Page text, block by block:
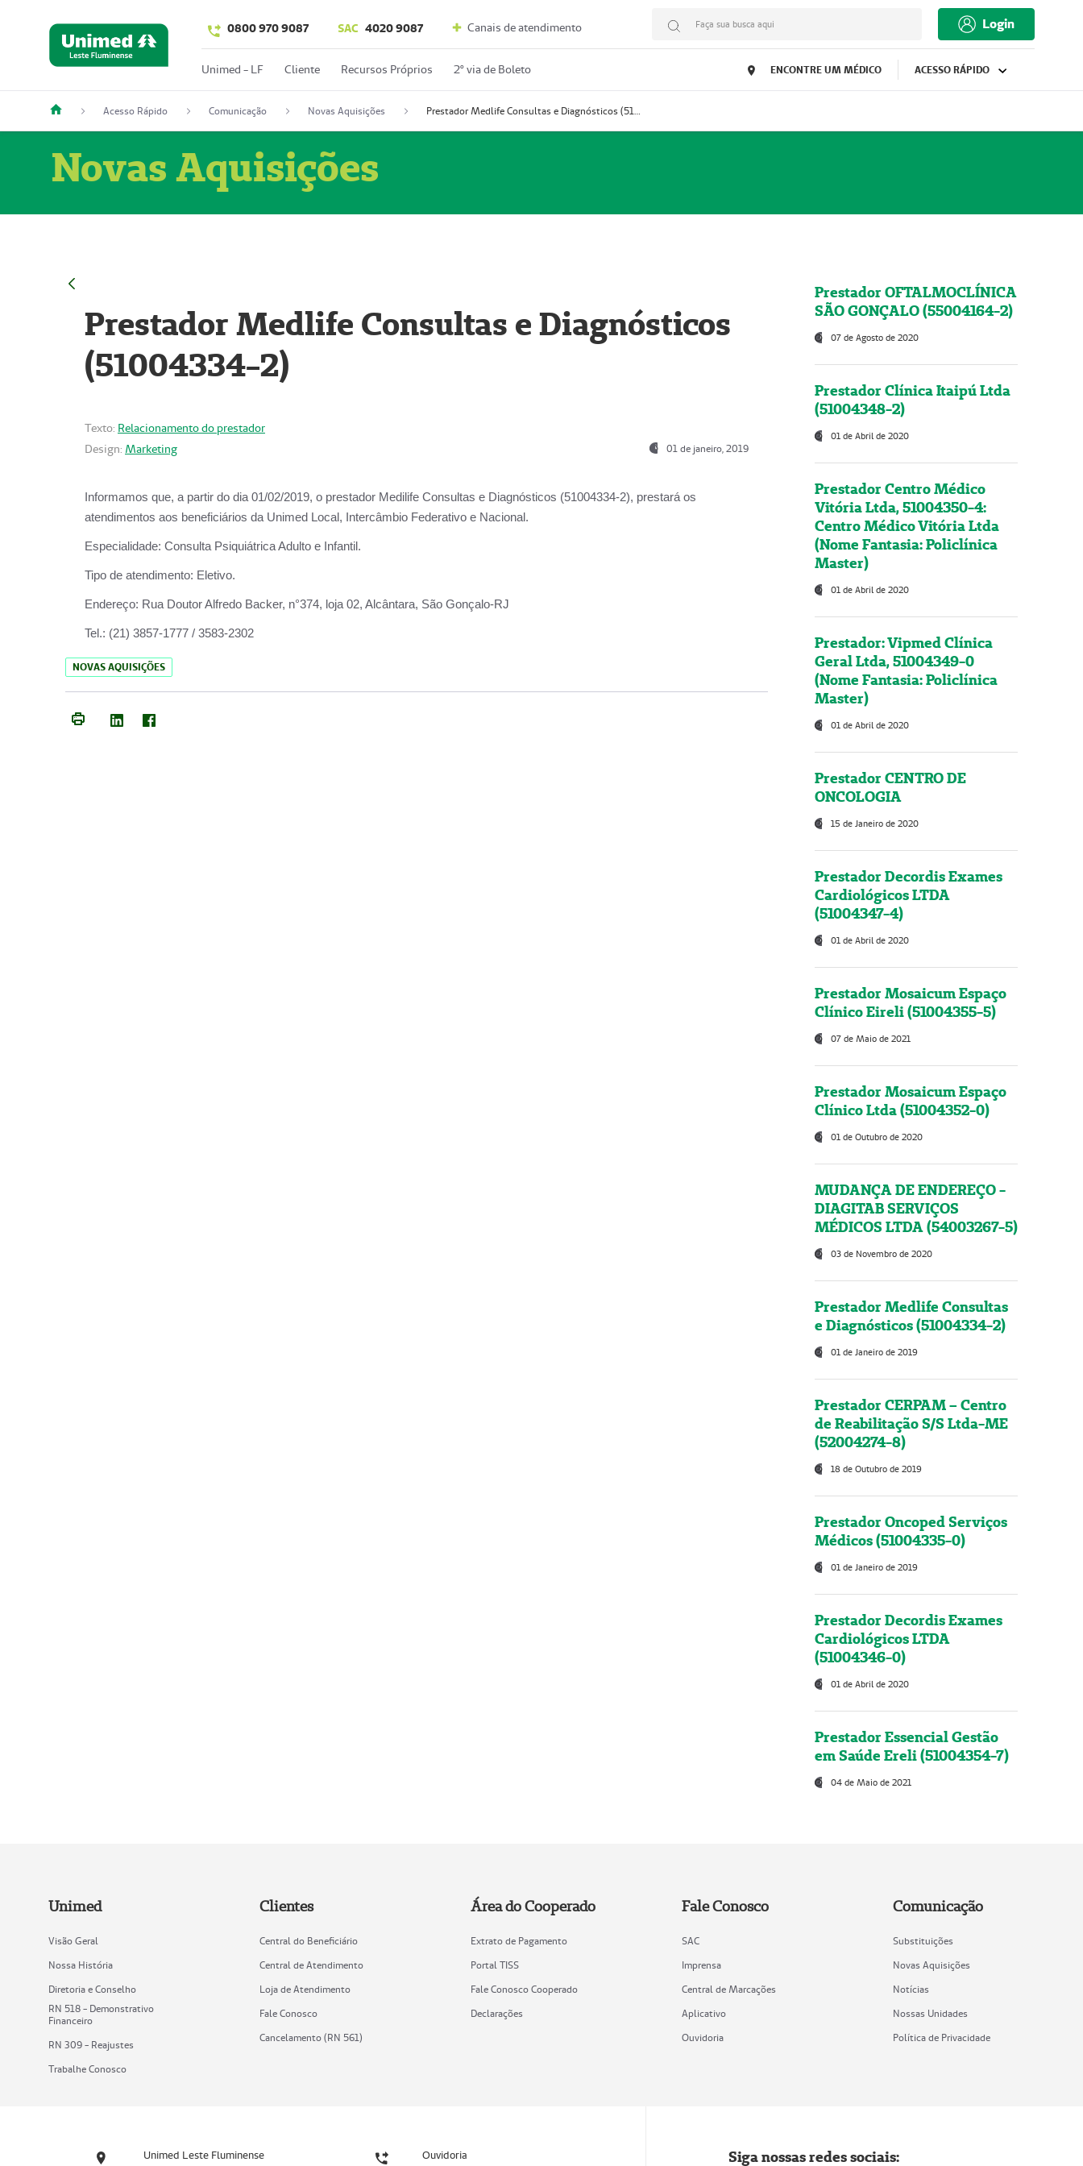
0800 970 9087 SAC 4020 9087 Canais de atendimento Faça sua busca aqui Login
Unimed - LF Cliente Recursos Próprios 2º via de Boleto ENCONTRE UM MÉDICO ACESSO RÁPIDO
Acesso Rápido Comunicação Novas Aquisições Prestador Medlife Consultas e Diagnósticos (51004334-2)
Novas Aquisições
Prestador Medlife Consultas e Diagnósticos
(51004334-2)
Texto: Relacionamento do prestador
Design: Marketing 01 de janeiro, 2019
Informamos que, a partir do dia 01/02/2019, o prestador Medilife Consultas e Diagnósticos (51004334-2), prestará os
atendimentos aos beneficiários da Unimed Local, Intercâmbio Federativo e Nacional.
Especialidade: Consulta Psiquiátrica Adulto e Infantil.
Tipo de atendimento: Eletivo.
Endereço: Rua Doutor Alfredo Backer, n°374, loja 02, Alcântara, São Gonçalo-RJ
Tel.: (21) 3857-1777 / 3583-2302
NOVAS AQUISIÇÕES
Prestador OFTALMOCLÍNICA
SÃO GONÇALO (55004164-2)
07 de Agosto de 2020
Prestador Clínica Itaipú Ltda
(51004348-2)
01 de Abril de 2020
Prestador Centro Médico
Vitória Ltda, 51004350-4:
Centro Médico Vitória Ltda
(Nome Fantasia: Policlínica
Master)
01 de Abril de 2020
Prestador: Vipmed Clínica
Geral Ltda, 51004349-0
(Nome Fantasia: Policlínica
Master)
01 de Abril de 2020
Prestador CENTRO DE
ONCOLOGIA
15 de Janeiro de 2020
Prestador Decordis Exames
Cardiológicos LTDA
(51004347-4)
01 de Abril de 2020
Prestador Mosaicum Espaço
Clínico Eireli (51004355-5)
07 de Maio de 2021
Prestador Mosaicum Espaço
Clínico Ltda (51004352-0)
01 de Outubro de 2020
MUDANÇA DE ENDEREÇO -
DIAGITAB SERVIÇOS
MÉDICOS LTDA (54003267-5)
03 de Novembro de 2020
Prestador Medlife Consultas
e Diagnósticos (51004334-2)
01 de Janeiro de 2019
Prestador CERPAM – Centro
de Reabilitação S/S Ltda-ME
(52004274-8)
18 de Outubro de 2019
Prestador Oncoped Serviços
Médicos (51004335-0)
01 de Janeiro de 2019
Prestador Decordis Exames
Cardiológicos LTDA
(51004346-0)
01 de Abril de 2020
Prestador Essencial Gestão
em Saúde Ereli (51004354-7)
04 de Maio de 2021
Unimed
Visão Geral
Nossa História
Diretoria e Conselho
RN 518 - Demonstrativo
Financeiro
RN 309 - Reajustes
Trabalhe Conosco
Clientes
Central do Beneficiário
Central de Atendimento
Loja de Atendimento
Fale Conosco
Cancelamento (RN 561)
Área do Cooperado
Extrato de Pagamento
Portal TISS
Fale Conosco Cooperado
Declarações
Fale Conosco
SAC
Imprensa
Central de Marcações
Aplicativo
Ouvidoria
Comunicação
Substituições
Novas Aquisições
Notícias
Nossas Unidades
Política de Privacidade
Unimed Leste Fluminense Ouvidoria Siga nossas redes sociais: